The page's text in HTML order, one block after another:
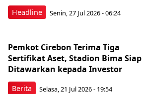
Headline Senin, 27 Jul 2026 - 06:24
Berita
Pemkot Cirebon Terima Tiga
Sertifikat Aset, Stadion Bima Siap
Ditawarkan kepada Investor
Selasa, 21 Jul 2026 - 19:54